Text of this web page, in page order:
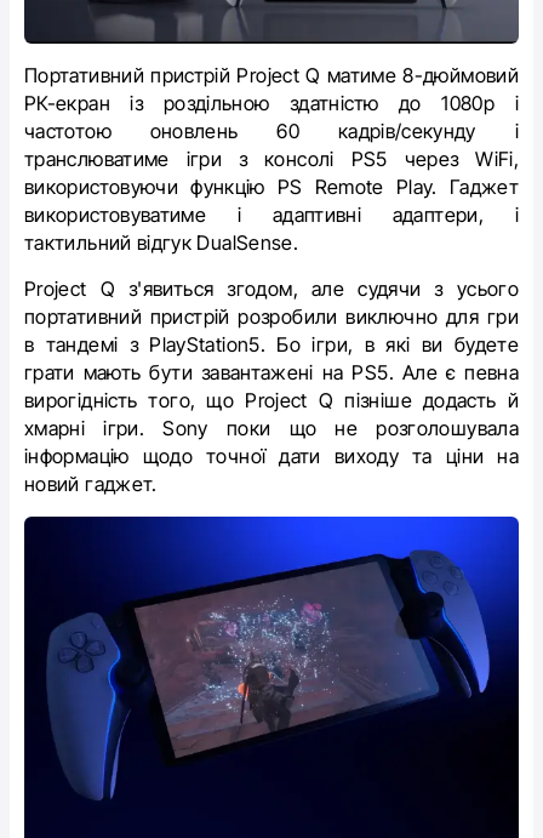
Портативний пристрій Project Q матиме 8-дюймовий
РК-екран із роздільною здатністю до 1080p і
частотою оновлень 60 кадрів/секунду і
транслюватиме ігри з консолі PS5 через WiFi,
використовуючи функцію PS Remote Play. Гаджет
використовуватиме і адаптивні адаптери, і
тактильний відгук DualSense.
Project Q з'явиться згодом, але судячи з усього
портативний пристрій розробили виключно для гри
в тандемі з PlayStation5. Бо ігри, в які ви будете
грати мають бути завантажені на PS5. Але є певна
вирогідність того, що Project Q пізніше додасть й
хмарні ігри.Sony поки що не розголошувала
інформацію щодо точної дати виходу та ціни на
новий гаджет.